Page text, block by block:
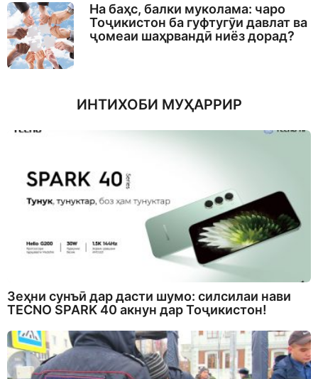
На баҳс, балки муколама: чаро
Тоҷикистон ба гуфтугӯи давлат ва
ҷомеаи шаҳрвандӣ ниёз дорад?
ИНТИХОБИ МУҲАРРИР
Зеҳни сунъӣ дар дасти шумо: силсилаи нави
TECNO SPARK 40 акнун дар Тоҷикистон!